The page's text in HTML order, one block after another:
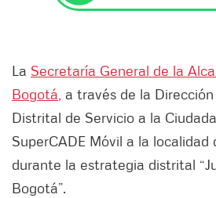
La Secretaría General de la
Bogotá , a través de la
Distrital de Servicio a la
SuperCADE Móvil a la localidad
durante la estrategia distrital
Bogotá”.